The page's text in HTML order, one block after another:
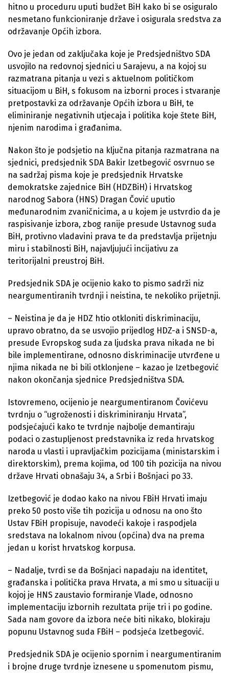
hitno u proceduru uputi budžet BiH kako bi se osiguralo
nesmetano funkcioniranje države i osigurala sredstva za
održavanje Općih izbora.
Ovo je jedan od zaključaka koje je Predsjedništvo SDA
usvojilo na redovnoj sjednici u Sarajevu, a na kojoj su
razmatrana pitanja u vezi s aktuelnom političkom
situacijom u BiH, s fokusom na izborni proces i stvaranje
pretpostavki za održavanje Općih izbora u BiH, te
eliminiranje negativnih utjecaja i politika koje štete BiH,
njenim narodima i građanima.
Nakon što je podsjetio na ključna pitanja razmatrana na
sjednici, predsjednik SDA Bakir Izetbegović osvrnuo se
na sadržaj pisma koje je predsjednik Hrvatske
demokratske zajednice BiH (HDZBiH) i Hrvatskog
narodnog Sabora (HNS) Dragan Čović uputio
međunarodnim zvaničnicima, a u kojem je ustvrdio da je
raspisivanje izbora, zbog ranije presude Ustavnog suda
BiH, protivno vladavini prava te da predstavlja prijetnju
miru i stabilnosti BiH, najavljujući incijativu za
teritorijalni preustroj BiH.
Predsjednik SDA je ocijenio kako to pismo sadrži niz
neargumentiranih tvrdnji i neistina, te nekoliko prijetnji.
– Neistina je da je HDZ htio otkloniti diskriminaciju,
upravo obratno, da se usvojio prijedlog HDZ-a i SNSD-a,
presude Evropskog suda za ljudska prava nikada ne bi
bile implementirane, odnosno diskriminacije utvrđene u
njima nikada ne bi bili otklonjene – kazao je Izetbegović
nakon okončanja sjednice Predsjedništva SDA.
Istovremeno, ocijenio je neargumentiranom Čovićevu
tvrdnju o “ugroženosti i diskriminiranju Hrvata”,
podsjećajući kako te tvrdnje najbolje demantiraju
podaci o zastupljenost predstavnika iz reda hrvatskog
naroda u vlasti i upravljačkim pozicijama (ministarskim i
direktorskim), prema kojima, od 100 tih pozicija na nivou
države Hrvati obnašaju 34, a Srbi i Bošnjaci po 33.
Izetbegović je dodao kako na nivou FBiH Hrvati imaju
preko 50 posto više tih pozicija u odnosu na ono što
Ustav FBiH propisuje, navodeći kakoje i raspodjela
sredstava na lokalnom nivou (općina) dva na prema
jedan u korist hrvatskog korpusa.
– Nadalje, tvrdi se da Bošnjaci napadaju na identitet,
građanska i politička prava Hrvata, a mi smo u situaciji u
kojoj je HNS zaustavio formiranje Vlade, odnosno
implementaciju izbornih rezultata prije tri i po godine.
Sada nam govore da izbora neće biti nikako, blokiraju
popunu Ustavnog suda FBiH – podsjeća Izetbegović.
Predsjednik SDA je ocijenio spornim i neargumentiranim
i brojne druge tvrdnje iznesene u spomenutom pismu,